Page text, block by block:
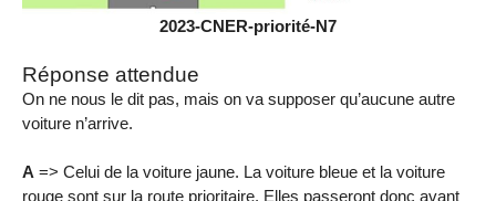
2023-CNER-priorité-N7
Réponse attendue
On ne nous le dit pas, mais on va supposer qu’aucune autre
voiture n’arrive.
A => Celui de la voiture jaune. La voiture bleue et la voiture
rouge sont sur la route prioritaire. Elles passeront donc avant